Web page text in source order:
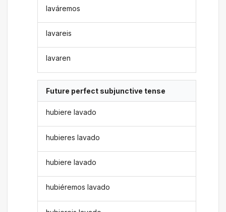
laváremos
lavareis
lavaren
Future perfect subjunctive tense
hubiere lavado
hubieres lavado
hubiere lavado
hubiéremos lavado